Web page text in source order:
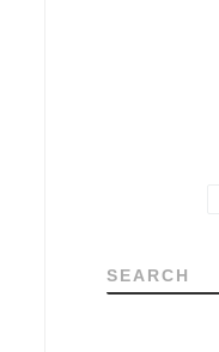
SEARCH